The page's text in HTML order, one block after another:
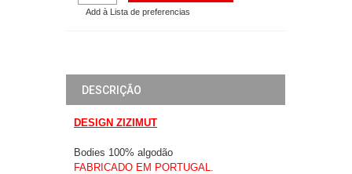
Add à Lista de preferencias
DESCRIÇÃO
DESIGN ZIZIMUT
Bodies 100% algodão
FABRICADO EM PORTUGAL.